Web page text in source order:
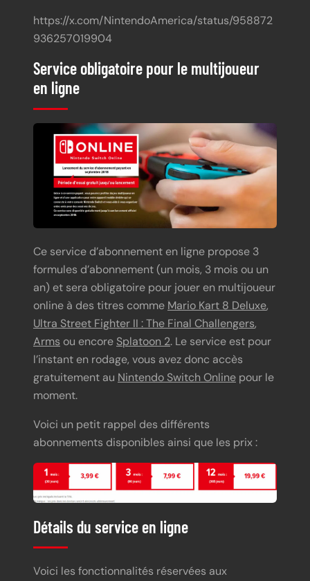
https://x.com/NintendoAmerica/status/958872
936257019904
Service obligatoire pour le multijoueur
en ligne
Ce service d’abonnement en ligne propose 3
formules d’abonnement (un mois, 3 mois ou un
an) et sera obligatoire pour jouer en multijoueur
online à des titres comme Mario Kart 8 Deluxe,
Ultra Street Fighter II : The Final Challengers,
Arms ou encore Splatoon 2. Le service est pour
l’instant en rodage, vous avez donc accès
gratuitement au Nintendo Switch Online pour le
moment.
Voici un petit rappel des différents
abonnements disponibles ainsi que les prix :
Détails du service en ligne
Voici les fonctionnalités réservées aux